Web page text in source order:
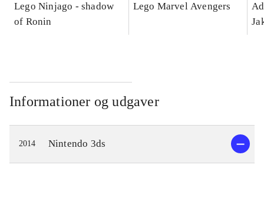
Lego Ninjago - shadow
of Ronin
Lego Marvel Avengers
Informationer og udgaver
2014 Nintendo 3ds